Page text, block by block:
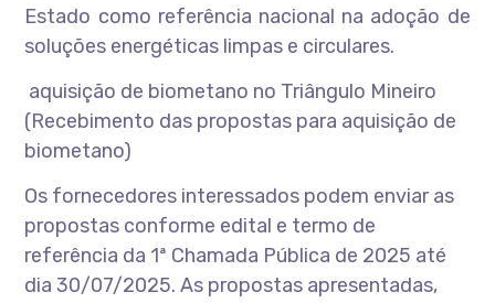
Estado como referência nacional na adoção de
soluções energéticas limpas e circulares.
aquisição de biometano no Triângulo Mineiro
(Recebimento das propostas para aquisição de
biometano)
Os fornecedores interessados podem enviar as
propostas conforme edital e termo de
referência da 1ª Chamada Pública de 2025 até
dia 30/07/2025. As propostas apresentadas,